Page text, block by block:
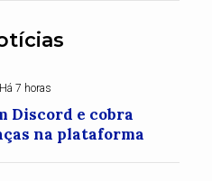
Há 7 horas
Discord e cobra
na plataforma